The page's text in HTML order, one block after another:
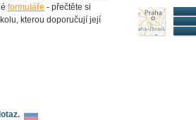
formuláře - přečtěte si
kterou doporučují její